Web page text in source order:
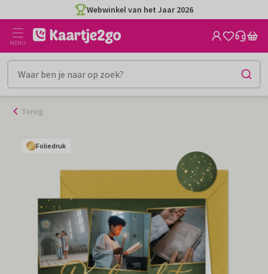
naar
inhoud
Webwinkel van het Jaar 2026
MENU
Terug
Foliedruk
Foliedruk
Foliedruk
Foliedruk
Foliedruk